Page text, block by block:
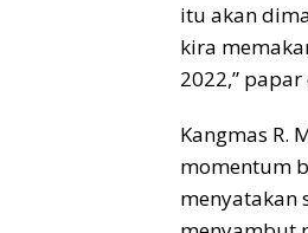
itu akan
kira
2022,” papar
Kangmas R.
momentum
menyatakan